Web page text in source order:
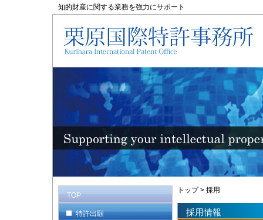
知的財産に関する業務を強力にサポート
トップ> 採用
採用情報
TOP
特許出願